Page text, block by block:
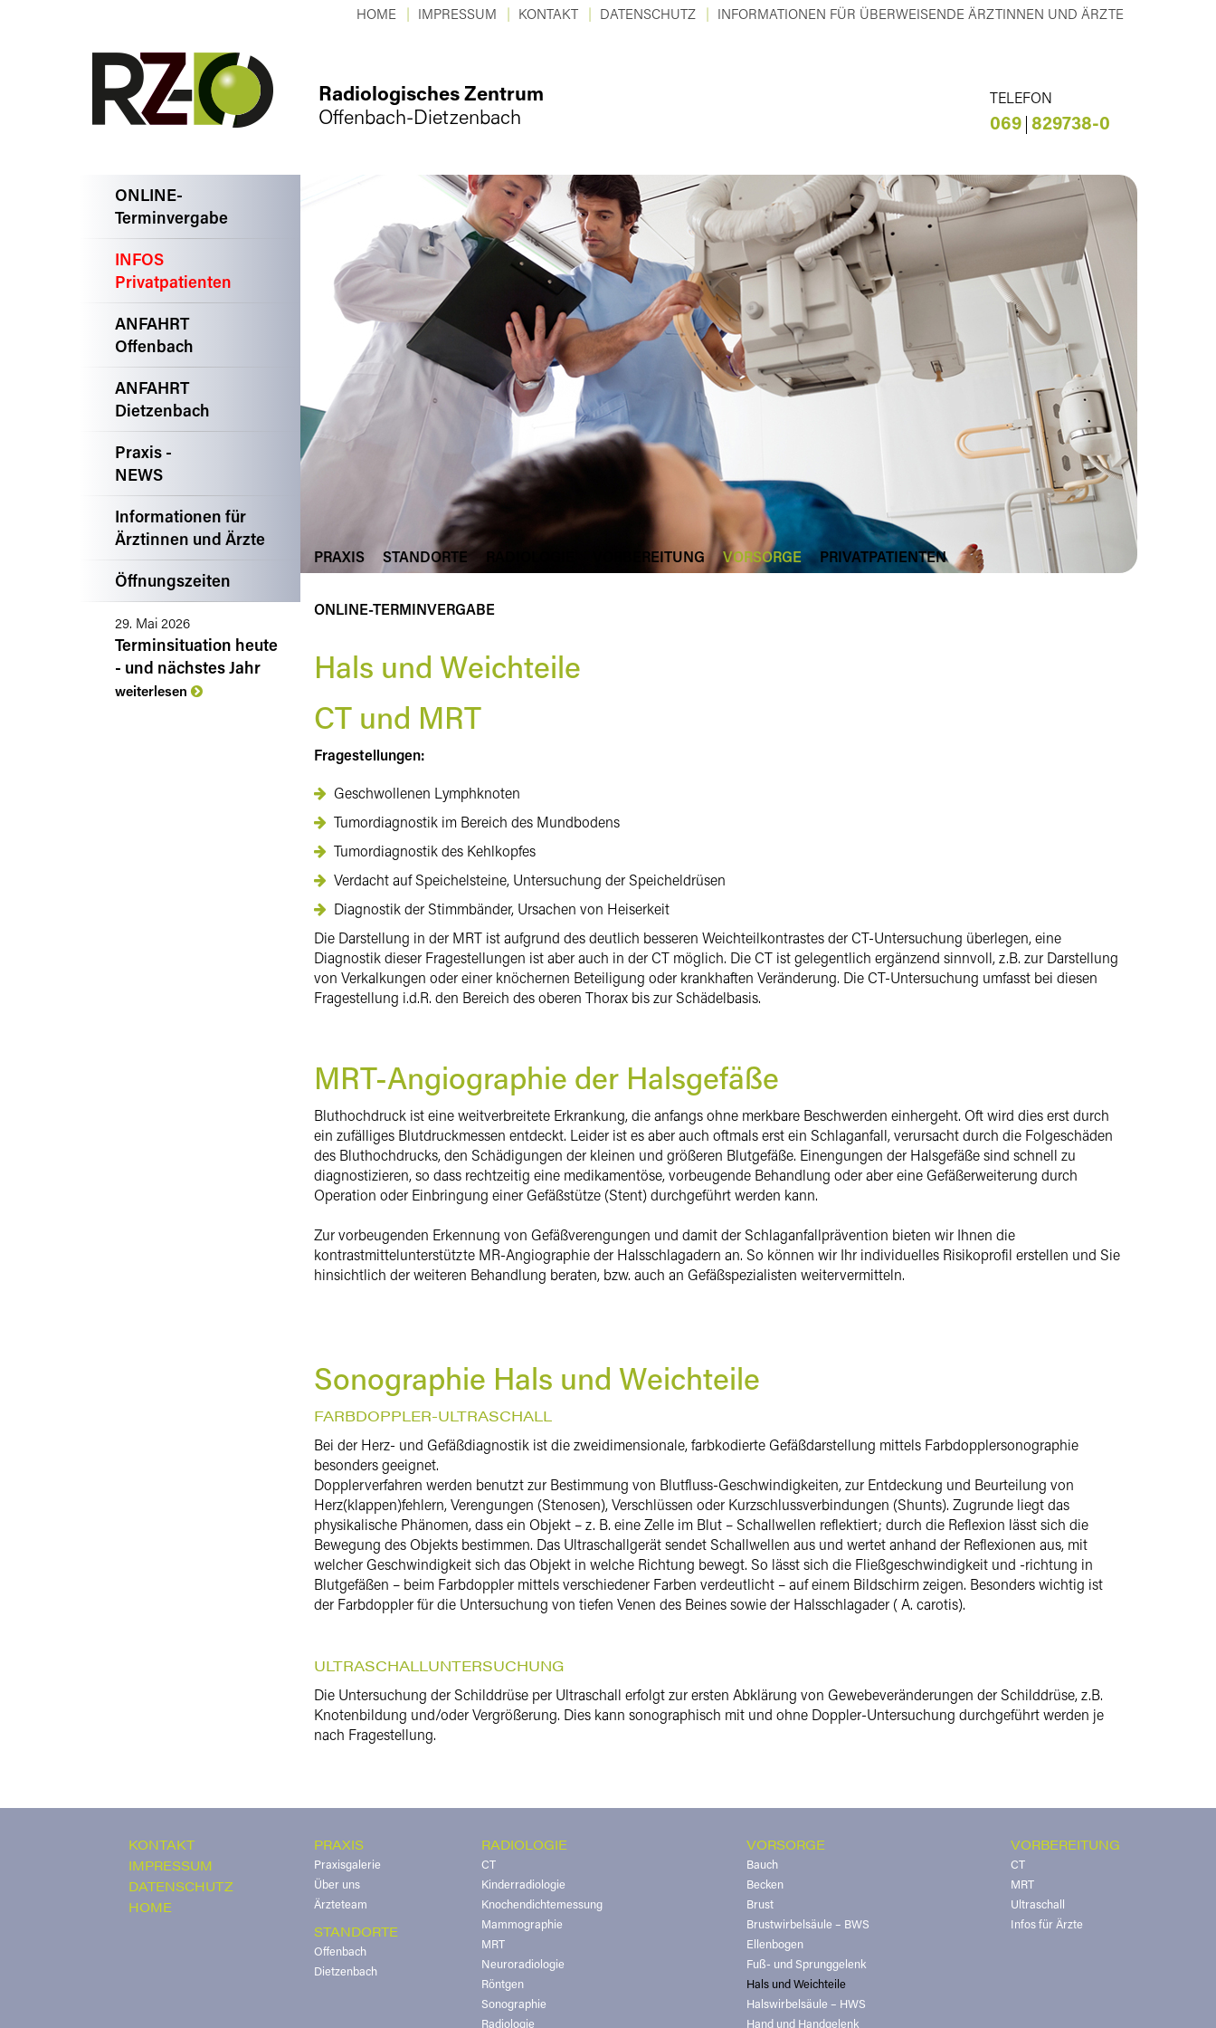
HOME IMPRESSUM KONTAKT DATENSCHUTZ INFORMATIONEN FÜR ÜBERWEISENDE ÄRZTINNEN UND ÄRZTE
Radiologisches Zentrum
Offenbach-Dietzenbach
TELEFON
069 829738-0
PRAXIS STANDORTE VORBEREITUNG VORSORGE PRIVATPATIENTEN
ONLINE-TERMINVERGABE
ONLINE-
Terminvergabe
INFOS
Privatpatienten
ANFAHRT
Offenbach
ANFAHRT
Dietzenbach
Praxis -
NEWS
Informationen für
Ärztinnen und Ärzte
Öffnungszeiten
29. Mai 2026
Terminsituation heute
- und nächstes Jahr
weiterlesen
Hals und Weichteile
CT und MRT
Fragestellungen:
Geschwollenen Lymphknoten
Tumordiagnostik im Bereich des Mundbodens
Tumordiagnostik des Kehlkopfes
Verdacht auf Speichelsteine, Untersuchung der Speicheldrüsen
Diagnostik der Stimmbänder, Ursachen von Heiserkeit
Die Darstellung in der MRT ist aufgrund des deutlich besseren Weichteilkontrastes der CT-Untersuchung überlegen, eine
Diagnostik dieser Fragestellungen ist aber auch in der CT möglich. Die CT ist gelegentlich ergänzend sinnvoll, z.B. zur Darstellung
von Verkalkungen oder einer knöchernen Beteiligung oder krankhaften Veränderung. Die CT-Untersuchung umfasst bei diesen
Fragestellung i.d.R. den Bereich des oberen Thorax bis zur Schädelbasis.
MRT-Angiographie der Halsgefäße
Bluthochdruck ist eine weitverbreitete Erkrankung, die anfangs ohne merkbare Beschwerden einhergeht. Oft wird dies erst durch
ein zufälliges Blutdruckmessen entdeckt. Leider ist es aber auch oftmals erst ein Schlaganfall, verursacht durch die Folgeschäden
des Bluthochdrucks, den Schädigungen der kleinen und größeren Blutgefäße. Einengungen der Halsgefäße sind schnell zu
diagnostizieren, so dass rechtzeitig eine medikamentöse, vorbeugende Behandlung oder aber eine Gefäßerweiterung durch
Operation oder Einbringung einer Gefäßstütze (Stent) durchgeführt werden kann.
Zur vorbeugenden Erkennung von Gefäßverengungen und damit der Schlaganfallprävention bieten wir Ihnen die
kontrastmittelunterstützte MR-Angiographie der Halsschlagadern an. So können wir Ihr individuelles Risikoprofil erstellen und Sie
hinsichtlich der weiteren Behandlung beraten, bzw. auch an Gefäßspezialisten weitervermitteln.
Sonographie Hals und Weichteile
FARBDOPPLER-ULTRASCHALL
Bei der Herz- und Gefäßdiagnostik ist die zweidimensionale, farbkodierte Gefäßdarstellung mittels Farbdopplersonographie
besonders geeignet.
Dopplerverfahren werden benutzt zur Bestimmung von Blutfluss-Geschwindigkeiten, zur Entdeckung und Beurteilung von
Herz(klappen)fehlern, Verengungen (Stenosen), Verschlüssen oder Kurzschlussverbindungen (Shunts). Zugrunde liegt das
physikalische Phänomen, dass ein Objekt – z. B. eine Zelle im Blut – Schallwellen reflektiert; durch die Reflexion lässt sich die
Bewegung des Objekts bestimmen. Das Ultraschallgerät sendet Schallwellen aus und wertet anhand der Reflexionen aus, mit
welcher Geschwindigkeit sich das Objekt in welche Richtung bewegt. So lässt sich die Fließgeschwindigkeit und -richtung in
Blutgefäßen – beim Farbdoppler mittels verschiedener Farben verdeutlicht – auf einem Bildschirm zeigen. Besonders wichtig ist
der Farbdoppler für die Untersuchung von tiefen Venen des Beines sowie der Halsschlagader ( A. carotis).
ULTRASCHALLUNTERSUCHUNG
Die Untersuchung der Schilddrüse per Ultraschall erfolgt zur ersten Abklärung von Gewebeveränderungen der Schilddrüse, z.B.
Knotenbildung und/oder Vergrößerung. Dies kann sonographisch mit und ohne Doppler-Untersuchung durchgeführt werden je
nach Fragestellung.
KONTAKT
IMPRESSUM
DATENSCHUTZ
HOME
PRAXIS
Praxisgalerie
Über uns
Ärzteteam
STANDORTE
Offenbach
Dietzenbach
RADIOLOGIE
CT
Kinderradiologie
Knochendichtemessung
Mammographie
MRT
Neuroradiologie
Röntgen
Sonographie
Radiologie
VORSORGE
Bauch
Becken
Brust
Brustwirbelsäule – BWS
Ellenbogen
Fuß- und Sprunggelenk
Hals und Weichteile
Halswirbelsäule – HWS
Hand und Handgelenk
VORBEREITUNG
CT
MRT
Ultraschall
Infos für Ärzte